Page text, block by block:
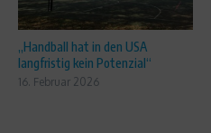
„Handball hat in den USA
langfristig kein Potenzial“
16. Februar 2026